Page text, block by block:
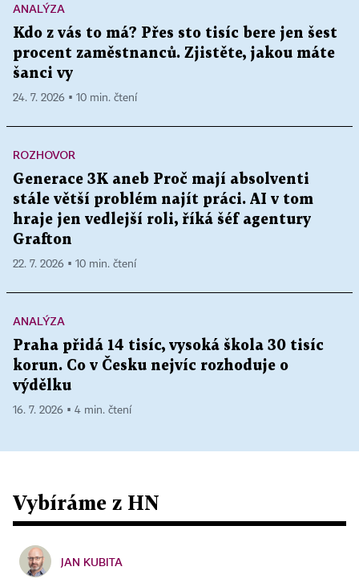
ANALÝZA
Kdo z vás to má? Přes sto tisíc bere jen šest
procent zaměstnanců. Zjistěte, jakou máte
šanci vy
24. 7. 2026 ▪ 10 min. čtení
ROZHOVOR
Generace 3K aneb Proč mají absolventi
stále větší problém najít práci. AI v tom
hraje jen vedlejší roli, říká šéf agentury
Grafton
22. 7. 2026 ▪ 10 min. čtení
ANALÝZA
Praha přidá 14 tisíc, vysoká škola 30 tisíc
korun. Co v Česku nejvíc rozhoduje o
výdělku
16. 7. 2026 ▪ 4 min. čtení
Vybíráme z HN
JAN KUBITA